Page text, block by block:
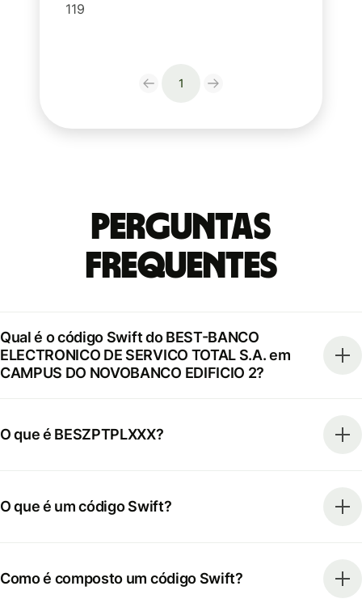
119
1
Perguntas
frequentes
Qual é o código Swift do BEST-BANCO
ELECTRONICO DE SERVICO TOTAL S.A. em
CAMPUS DO NOVOBANCO EDIFICIO 2?
O que é BESZPTPLXXX?
O que é um código Swift?
Como é composto um código Swift?